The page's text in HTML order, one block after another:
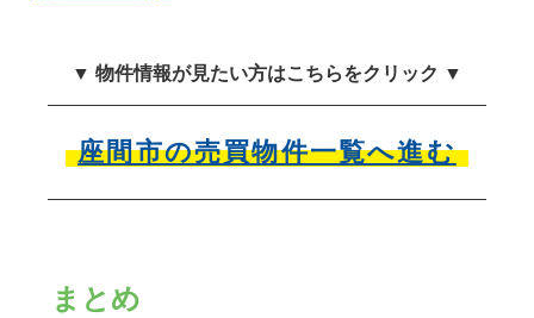
▼ 物件情報が見たい方はこちらをクリック ▼
座間市の売買物件一覧へ進む
まとめ